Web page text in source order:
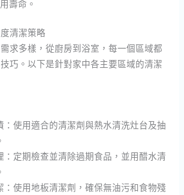
壽命。
清潔策略
求多樣，從廚房到浴室，每一個區域都
巧。以下是針對家中各主要區域的清潔
：使用適合的清潔劑與熱水清洗灶台及抽
：定期檢查並清除過期食品，並用醋水清
：使用地板清潔劑，確保無油污和食物殘